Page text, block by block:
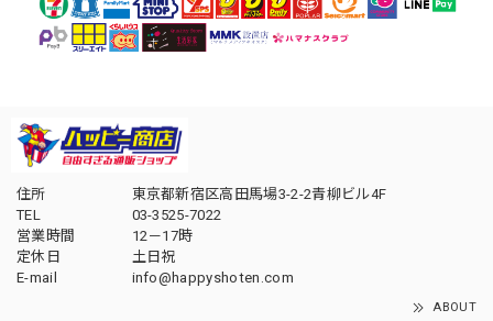
住所
東京都新宿区高田馬場3-2-2青柳ビル4F
TEL
03-3525-7022
営業時間
12－17時
定休日
土日祝
E-mail
info@happyshoten.com
ABOUT